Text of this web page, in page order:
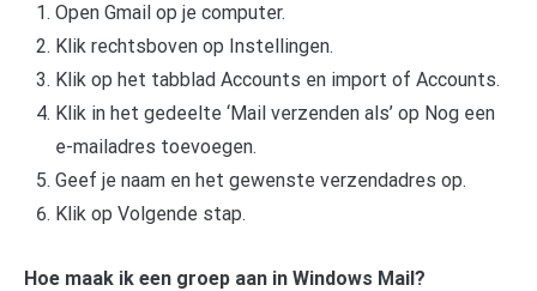
Open Gmail op je computer.
Klik rechtsboven op Instellingen.
Klik op het tabblad Accounts en import of Accounts.
Klik in het gedeelte ‘Mail verzenden als’ op Nog een
e-mailadres toevoegen.
Geef je naam en het gewenste verzendadres op.
Klik op Volgende stap.
Hoe maak ik een groep aan in Windows Mail?